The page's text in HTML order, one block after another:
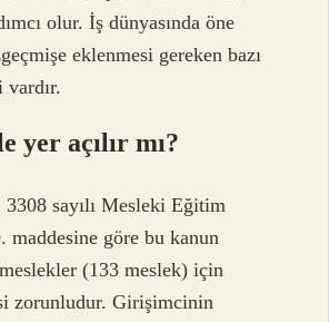
olur. İş dünyasında öne
eklenmesi gereken bazı
yer açılır mı?
sayılı Mesleki Eğitim
maddesine göre bu kanun
(133 meslek) için
zorunludur. Girişimcinin